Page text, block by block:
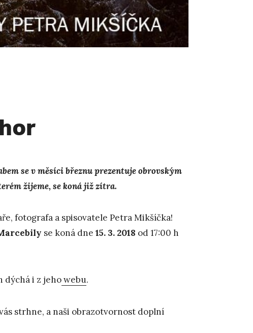
se v měsíci březnu prezentuje obrovským
žijeme, se koná již zítra.
fotografa a spisovatele Petra Mikšíčka!
y se koná dne 15. 3. 2018 od 17:00 h
dýchá i z jehowebu.
strhne, a naši obrazotvornost doplní